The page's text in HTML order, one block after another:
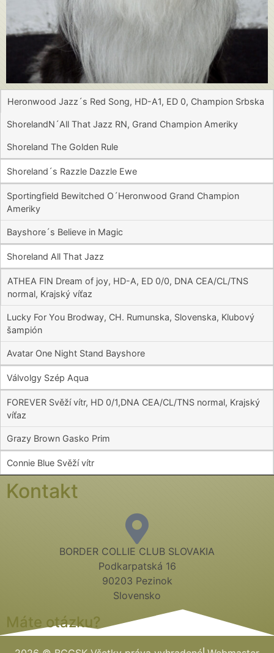
Heronwood Jazz´s Red Song, HD-A1, ED 0, Champion Srbska
ShorelandN´All That Jazz RN, Grand Champion Ameriky
Shoreland The Golden Rule
Shoreland´s Razzle Dazzle Ewe
Sportingfield Bewitched O´Heronwood Grand Champion
Ameriky
Bayshore´s Believe in Magic
Shoreland All That Jazz
ATHEA FIN Dream of joy, HD-A, ED 0/0, DNA CEA/CL/TNS
normal, Krajský víťaz
Lucky For You Brodway, CH. Rumunska, Slovenska, Klubový
šampión
Avatar One Night Stand Bayshore
Válvolgy Szép Aqua
FOREVER Svěží vítr, HD 0/1,DNA CEA/CL/TNS normal, Krajský
víťaz
Grazy Brown Gasko Prim
Connie Blue Svěží vítr
Kontakt
BORDER COLLIE CLUB SLOVAKIA
Podkarpatská 16
90203 Pezinok
Slovensko
Máte otázku?